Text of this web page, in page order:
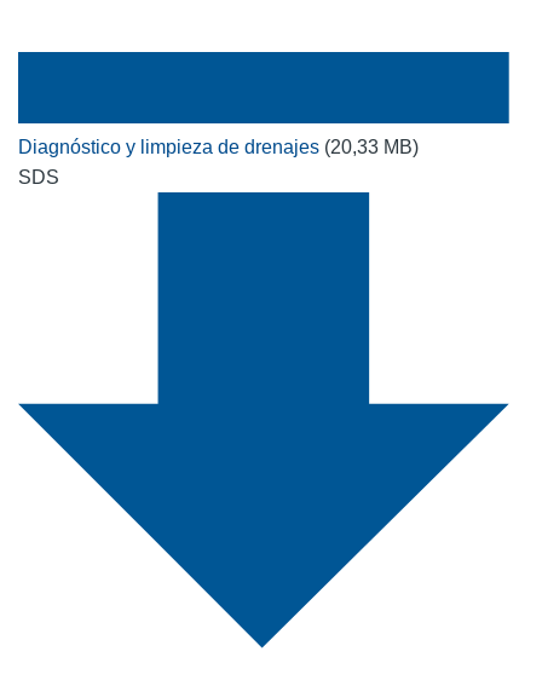
Diagnóstico y limpieza de drenajes (20,33 MB)
SDS